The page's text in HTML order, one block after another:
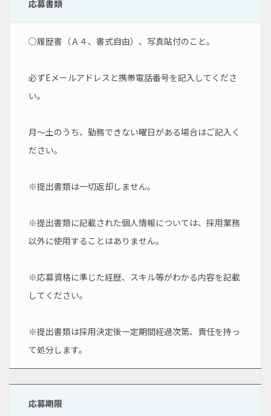
応募書類
○履歴書（Ａ４、書式自由）、写真貼付のこと。
必ずEメールアドレスと携帯電話番号を記入してくださ
い。
月～土のうち、勤務できない曜日がある場合はご記入く
ださい。
※提出書類は一切返却しません。
※提出書類に記載された個人情報については、採用業務
以外に使用することはありません。
※応募資格に準じた経歴、スキル等がわかる内容を記載
してください。
※提出書類は採用決定後一定期間経過次第、責任を持っ
て処分します。
応募期限